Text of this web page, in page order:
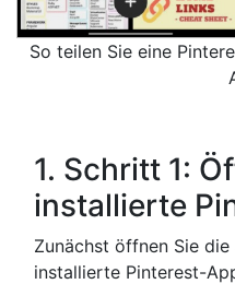
So teilen Sie eine
1. Schritt 1:
installierte
Zunächst öffnen Sie
installierte Pinterest-